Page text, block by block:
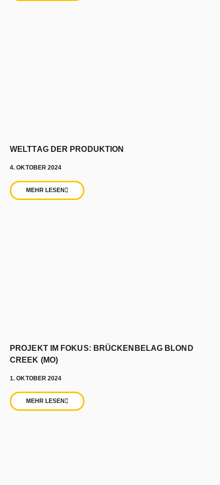
WELTTAG DER PRODUKTION
4. OKTOBER 2024
MEHR LESEN
PROJEKT IM FOKUS: BRÜCKENBELAG BLOND
CREEK (MO)
1. OKTOBER 2024
MEHR LESEN